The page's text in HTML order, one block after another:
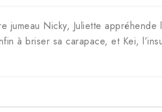
Nicky, Juliette
à briser sa carapace, et Kei,